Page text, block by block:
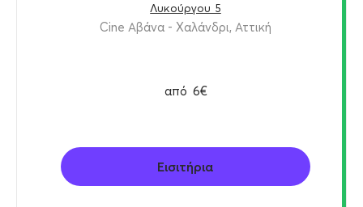
Λυκούργου 5
Cine Αβάνα - Χαλάνδρι, Αττική
από 6€
Εισιτήρια